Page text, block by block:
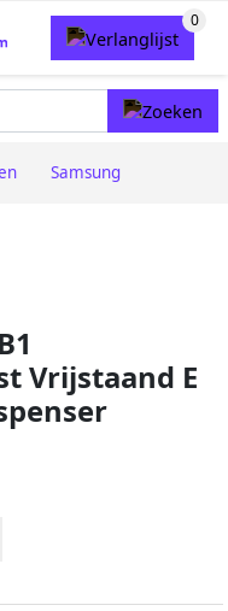
Samsung
Vrijstaand E